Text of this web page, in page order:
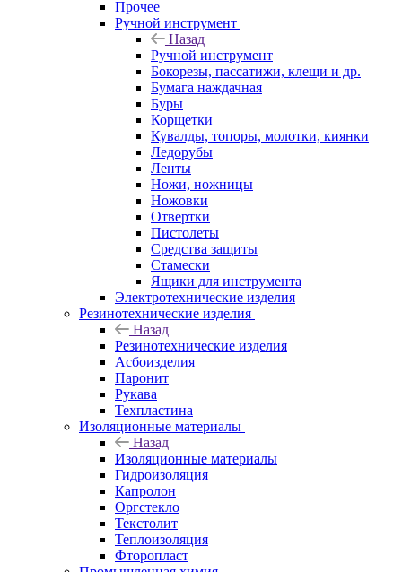
Прочее
Ручной инструмент
Назад
Ручной инструмент
Бокорезы, пассатижи, клещи и др.
Бумага наждачная
Буры
Корщетки
Кувалды, топоры, молотки, киянки
Ледорубы
Ленты
Ножи, ножницы
Ножовки
Отвертки
Пистолеты
Средства защиты
Стамески
Ящики для инструмента
Электротехнические изделия
Резинотехнические изделия
Назад
Резинотехнические изделия
Асбоизделия
Паронит
Рукава
Техпластина
Изоляционные материалы
Назад
Изоляционные материалы
Гидроизоляция
Капролон
Оргстекло
Текстолит
Теплоизоляция
Фторопласт